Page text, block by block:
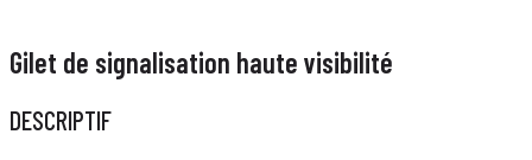
Gilet de signalisation haute visibilité
DESCRIPTIF